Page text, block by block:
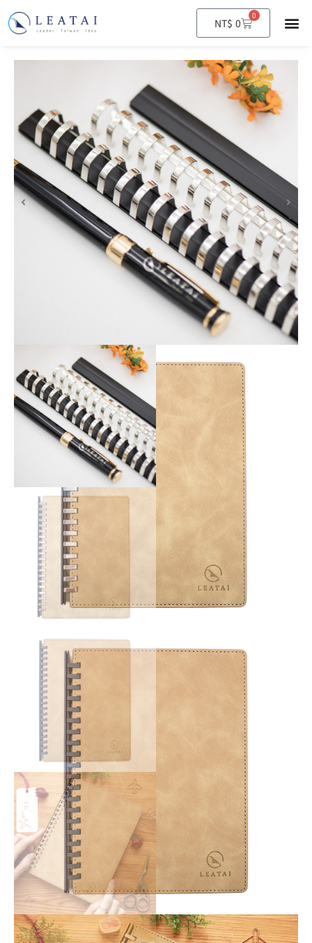
NT$ 0
0
購
物